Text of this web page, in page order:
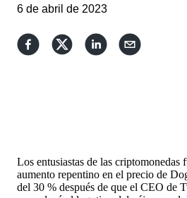
6 de abril de 2023
Los entusiastas de las criptomonedas
aumento repentino en el precio de
del 30 % después de que el CEO de